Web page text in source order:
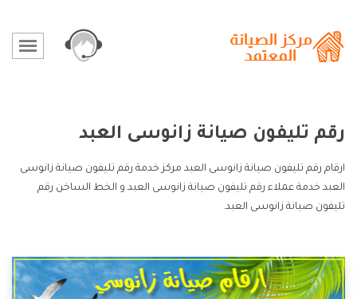
رقم تليفون صيانة زانوسى العبد
ارقام رقم تليفون صيانة زانوسى العبد مركز خدمة رقم تليفون صيانة زانوسى
العبد خدمة عملاء رقم تليفون صيانة زانوسى العبد و الخط الساخن رقم
تليفون صيانة زانوسى العبد.